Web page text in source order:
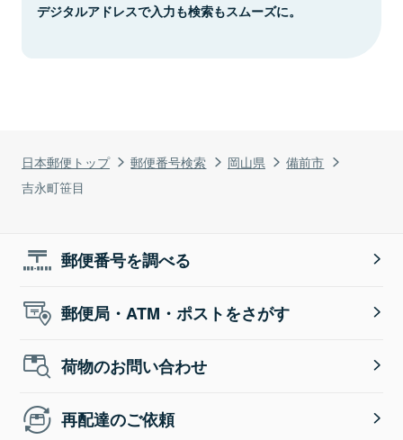
日本郵便トップ 郵便番号検索 岡山県
備前市
吉永町笹目
デジタルアドレスで入力も検索もスムーズに。
郵便番号を調べる
郵便局・ATM・ポストをさがす
荷物のお問い合わせ
再配達のご依頼